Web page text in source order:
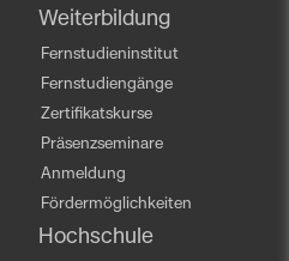
Weiterbildung
Fernstudieninstitut
Fernstudiengänge
Zertifikatskurse
Präsenzseminare
Anmeldung
Fördermöglichkeiten
Hochschule